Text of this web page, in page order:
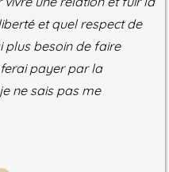
et quel respect de
plus besoin de faire
payer par la
ne sais pas me